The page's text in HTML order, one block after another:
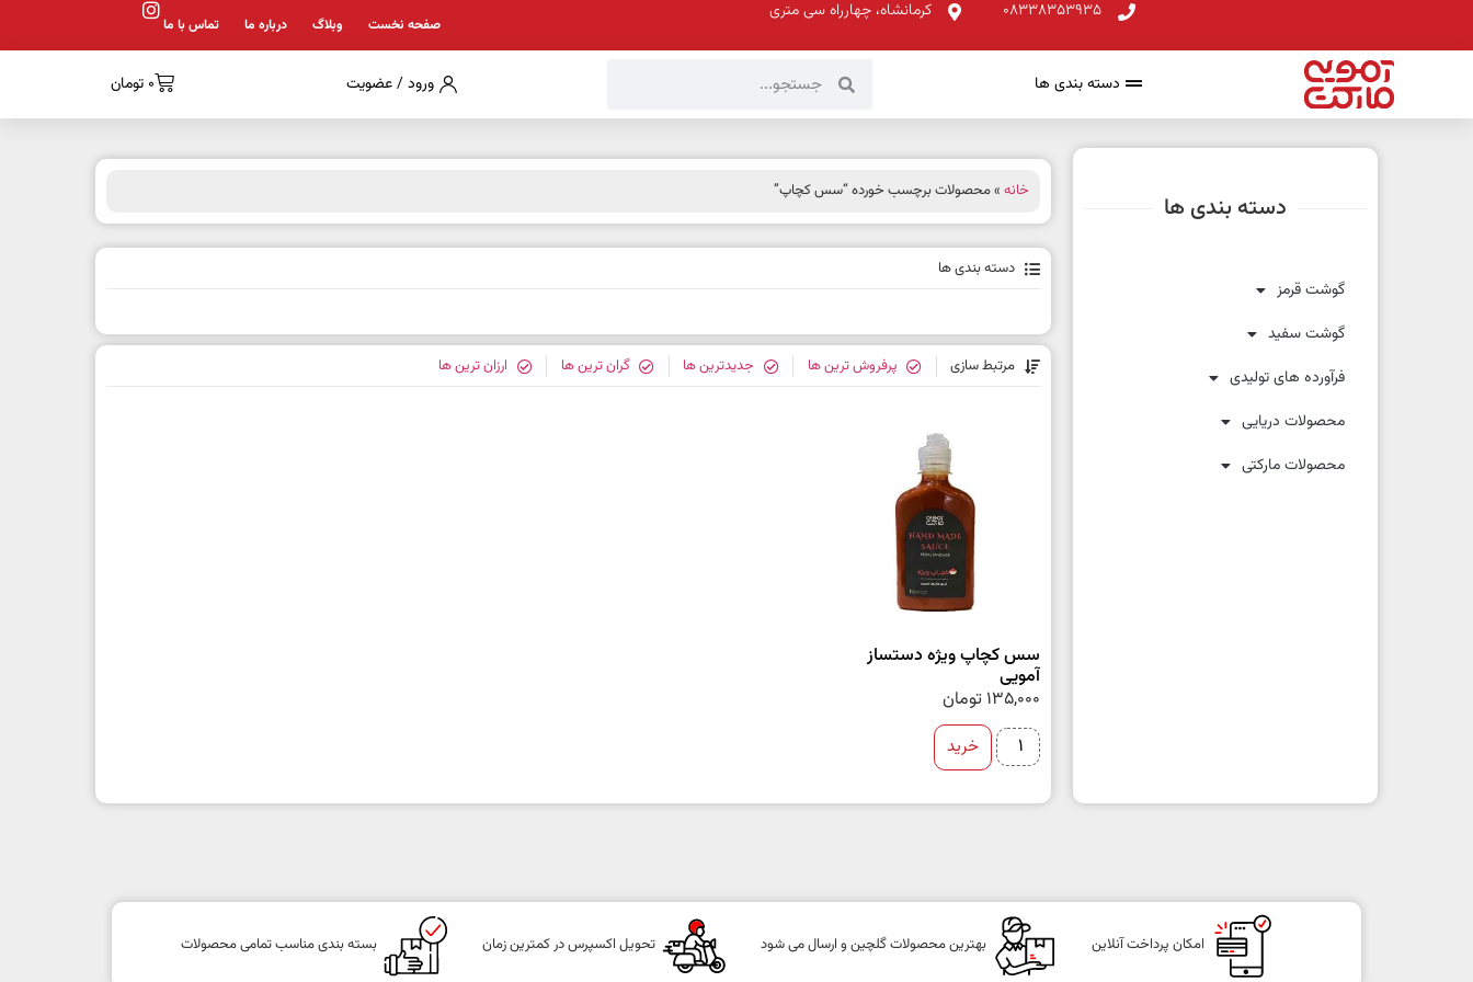
08338353935 کرمانشاه، چهارراه سی متری
صفحه نخست وبلاگ درباره ما تماس با ما
دسته بندی ها ورود / عضویت 0 تومان
دسته بندی ها
گوشت قرمز
گوشت سفید
فرآورده های تولیدی
محصولات دریایی
محصولات مارکتی
خانه » محصولات برچسب خورده “سس کچاپ”
دسته بندی ها
مرتبط سازی پرفروش ترین ها جدیدترین ها گران ترین ها ارزان ترین ها
سس کچاپ ویژه دستساز
آمویی
135,000 تومان
خرید
امکان پرداخت آنلاین بهترین محصولات گلچین و ارسال می شود تحویل اکسپرس در کمترین زمان بسته بندی مناسب تمامی محصولات